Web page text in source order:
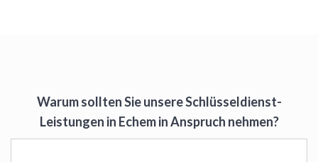
Warum sollten Sie unsere Schlüsseldienst-
Leistungen in Echem in Anspruch nehmen?